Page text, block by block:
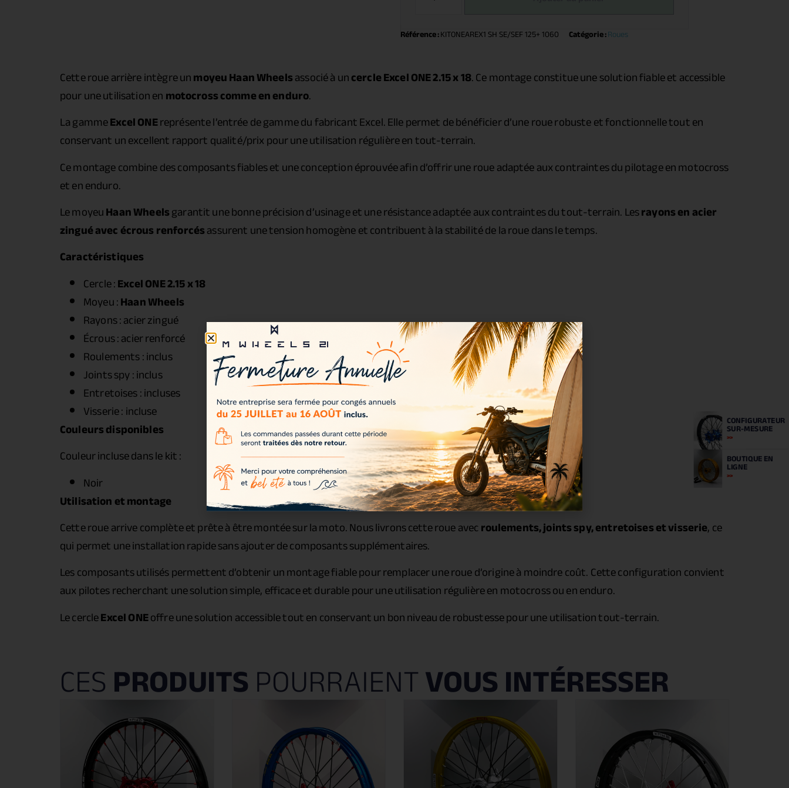
Référence :KITONEAREX1 SH SE/SEF 125+ 1060 Catégorie :Roues
Cette roue arrière intègre unmoyeu Haan Wheelsassocié à uncercle Excel ONE 2.15 x 18. Ce montage constitue une solution fiable et accessible
pour une utilisation enmotocross comme en enduro.
La gammeExcel ONEreprésente l’entrée de gamme du fabricant Excel. Elle permet de bénéficier d’une roue robuste et fonctionnelle tout en
conservant un excellent rapport qualité/prix pour une utilisation régulière en tout-terrain.
Ce montage combine des composants fiables et une conception éprouvée afin d’offrir une roue adaptée aux contraintes du pilotage en motocross
et en enduro.
Le moyeuHaan Wheelsgarantit une bonne précision d’usinage et une résistance adaptée aux contraintes du tout-terrain. Lesrayons en acier
zingué avec écrous renforcésassurent une tension homogène et contribuent à la stabilité de la roue dans le temps.
Caractéristiques
Cercle :Excel ONE 2.15 x 18
Moyeu :Haan Wheels
Rayons : acier zingué
Écrous : acier renforcé
Roulements : inclus
Joints spy : inclus
Entretoises : incluses
Visserie : incluse
Couleurs disponibles
Couleur incluse dans le kit :
Noir
Utilisation et montage
Cette roue arrive complète et prête à être montée sur la moto. Nous livrons cette roue avecroulements, joints spy, entretoises et visserie, ce
qui permet une installation rapide sans ajouter de composants supplémentaires.
Les composants utilisés permettent d’obtenir un montage fiable pour remplacer une roue d’origine à moindre coût. Cette configuration convient
aux pilotes recherchant une solution simple, efficace et durable pour une utilisation régulière en motocross ou en enduro.
Le cercleExcel ONEoffre une solution accessible tout en conservant un bon niveau de robustesse pour une utilisation tout-terrain.
CESPRODUITSPOURRAIENTVOUS INTÉRESSER
CONFIGURATEUR
SUR-MESURE
BOUTIQUEEN
LIGNE